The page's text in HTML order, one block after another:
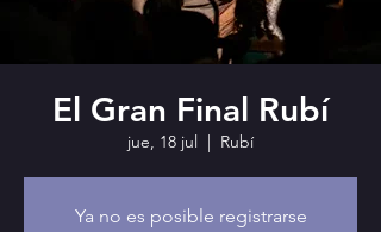
El Gran Final Rubí
jue, 18 jul
  |
Rubí
Ya no es posible registrarse